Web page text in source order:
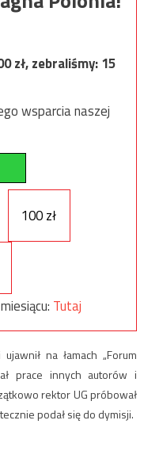
zł, zebraliśmy:15
wsparcia naszej
100 zł
Tutaj
na łamach „Forum
prace innych autorów i
rektor UG próbował
podał się do dymisji.